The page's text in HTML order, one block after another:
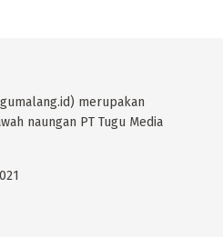
merupakan
naungan PT Tugu Media